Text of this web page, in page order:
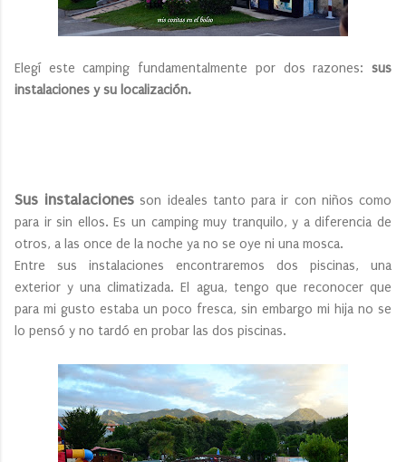
Elegí este camping fundamentalmente por dos razones: sus
instalaciones y su localización.
Sus instalaciones son ideales tanto para ir con niños como
para ir sin ellos. Es un camping muy tranquilo, y a diferencia de
otros, a las once de la noche ya no se oye ni una mosca.
Entre sus instalaciones encontraremos dos piscinas, una
exterior y una climatizada. El agua, tengo que reconocer que
para mi gusto estaba un poco fresca, sin embargo mi hija no se
lo pensó y no tardó en probar las dos piscinas.